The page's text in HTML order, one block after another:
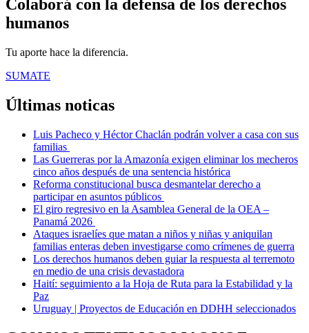
Colaborá con la defensa de los derechos
humanos
Tu aporte hace la diferencia.
SUMATE
Últimas noticas
Luis Pacheco y Héctor Chaclán podrán volver a casa con sus
familias
Las Guerreras por la Amazonía exigen eliminar los mecheros
cinco años después de una sentencia histórica
Reforma constitucional busca desmantelar derecho a
participar en asuntos públicos
El giro regresivo en la Asamblea General de la OEA –
Panamá 2026
Ataques israelíes que matan a niños y niñas y aniquilan
familias enteras deben investigarse como crímenes de guerra
Los derechos humanos deben guiar la respuesta al terremoto
en medio de una crisis devastadora
Haití: seguimiento a la Hoja de Ruta para la Estabilidad y la
Paz
Uruguay | Proyectos de Educación en DDHH seleccionados